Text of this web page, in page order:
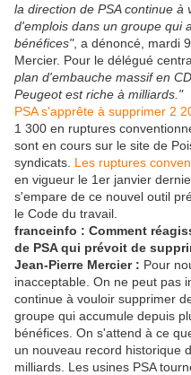
la direction de PSA continue
d'emplois dans un groupe qui
bénéfices", a dénoncé, mardi
Mercier. Pour le délégué
plan d'embauche massif en
Peugeot est riche à milliards."
PSA s'apprête à supprimer 2
1 300 en ruptures
sont en cours sur le site de
syndicats. Les ruptures
en vigueur le 1er janvier
s'empare de ce nouvel outil
le Code du travail.
franceinfo : Comment
de PSA qui prévoit de
Jean-Pierre Mercier : Pour
inacceptable. On ne peut pas
continue à vouloir supprimer
groupe qui accumule depuis
bénéfices. On s'attend à ce
un nouveau record historique
milliards. Les usines PSA